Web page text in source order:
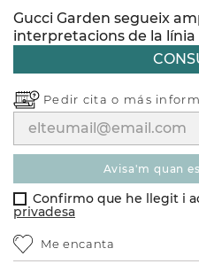
Gucci Garden segueix
interpretacions de la
Pedir cita o más
avisa'm quan
Confirmo que he llegit i
privadesa
Me encanta